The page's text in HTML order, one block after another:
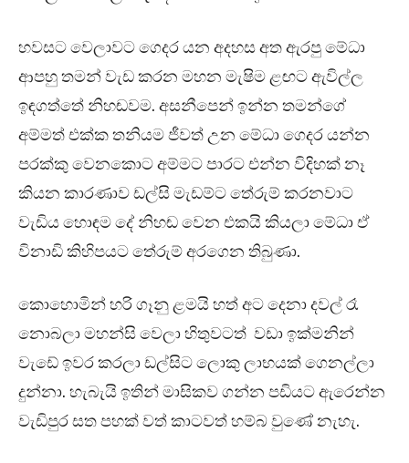
හවසට වෙලාවට ගෙදර යන අදහස අත ඇරපු මේධා
ආපහු තමන් වැඩ කරන මහන මැෂිම ළඟට ඇවිල්ල
ඉඳගත්තේ නිහඬවම. අසනීපෙන් ඉන්න තමන්ගේ
අම්මත් එක්ක තනියම ජීවත් උන මේධා ගෙදර යන්න
පරක්කු වෙනකොට අම්මට පාරට එන්න විදිහක් නෑ
කියන කාරණාව ඩල්සි මැඩම්ට තේරුම් කරනවාට
වැඩිය හොඳම දේ නිහඬ වෙන එකයි කියලා මේධා ඒ
විනාඩි කිහිපයට තේරුම් අරගෙන තිබුණා.
කොහොමින් හරි ගෑනු ළමයි හත් අට දෙනා දවල් රෑ
නොබලා මහන්සි වෙලා හිතුවටත් වඩා ඉක්මනින්
වැඩේ ඉවර කරලා ඩල්සිට ලොකු ලාභයක් ගෙනල්ලා
දුන්නා. හැබැයි ඉතින් මාසිකව ගන්න පඩියට ඇරෙන්න
වැඩිපුර සත පහක් වත් කාටවත් හම්බ වුණේ නැහැ.